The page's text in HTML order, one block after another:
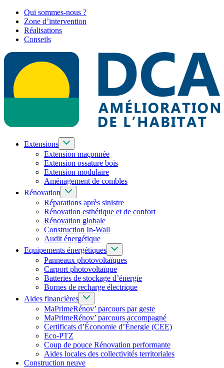
Qui sommes-nous ?
Zone d’intervention
Réalisations
Conseils
Extensions
Extension maçonnée
Extension ossature bois
Extension modulaire
Aménagement de combles
Rénovation
Réparations après sinistre
Rénovation esthétique et de confort
Rénovation globale
Construction In-Wall
Audit énergétique
Equipements énergétiques
Panneaux photovoltaïques
Carport photovoltaïque
Batteries de stockage d’énergie
Bornes de recharge électrique
Aides financières
MaPrimeRénov’ parcours par geste
MaPrimeRénov’ parcours accompagné
Certificats d’Économie d’Énergie (CEE)
Eco-PTZ
Coup de pouce Rénovation performante
Aides locales des collectivités territoriales
Construction neuve